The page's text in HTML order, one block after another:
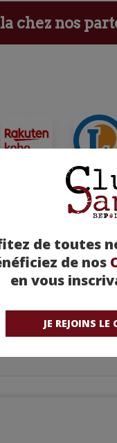
de toutes
de nos
en vous
JE REJOINS LE
chez nos